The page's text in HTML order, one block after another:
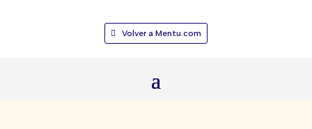
Volver a Mentu.com